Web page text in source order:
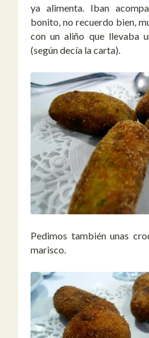
ya alimenta. Iban
bonito, no recuerdo bien,
con un aliño que llevaba
(según decía la carta).
Pedimos también unas
marisco.